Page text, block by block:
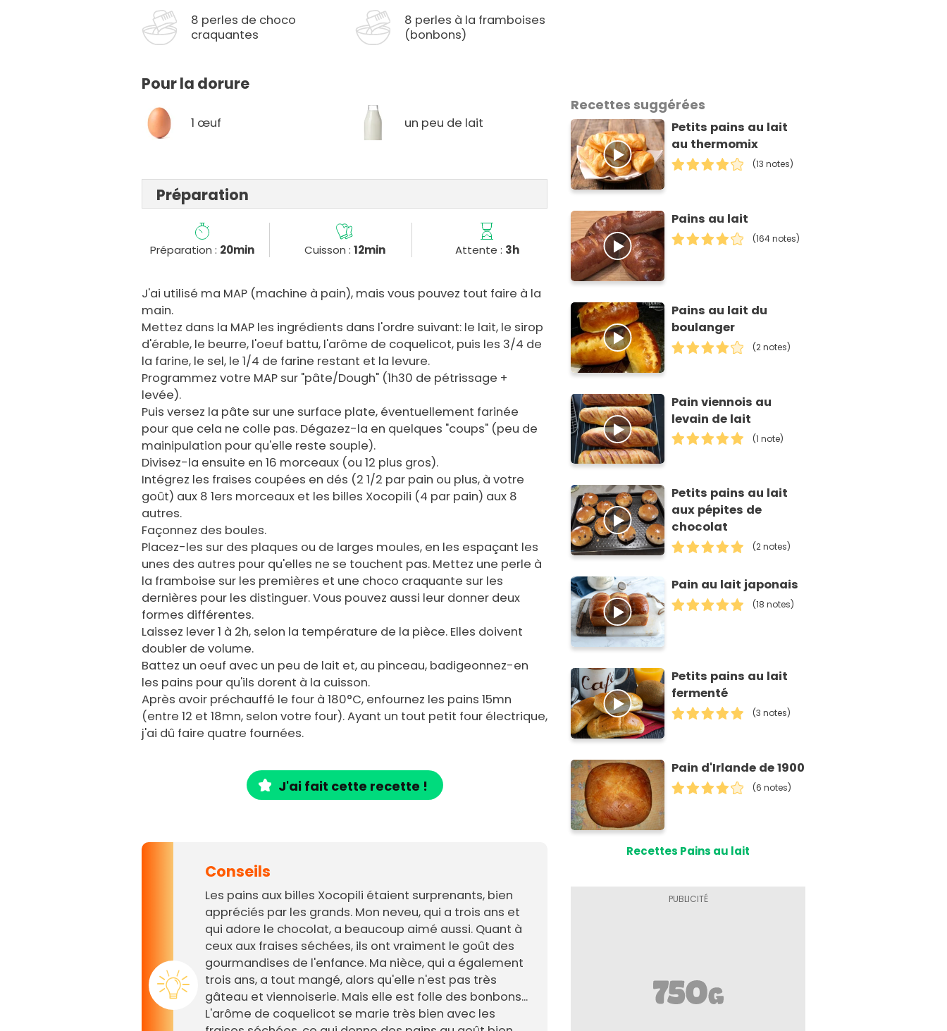
8 perles de choco
craquantes
8 perles à la framboises
(bonbons)
Pour la dorure
1 œuf un peu de lait
Préparation
Préparation : 20min Cuisson : 12min Attente : 3h
J'ai utilisé ma MAP (machine à pain), mais vous pouvez tout faire à la
main.
Mettez dans la MAP les ingrédients dans l'ordre suivant: le lait, le sirop
d'érable, le beurre, l'oeuf battu, l'arôme de coquelicot, puis les 3/4 de
la farine, le sel, le 1/4 de farine restant et la levure.
Programmez votre MAP sur "pâte/Dough" (1h30 de pétrissage +
levée).
Puis versez la pâte sur une surface plate, éventuellement farinée
pour que cela ne colle pas. Dégazez-la en quelques "coups" (peu de
mainipulation pour qu'elle reste souple).
Divisez-la ensuite en 16 morceaux (ou 12 plus gros).
Intégrez les fraises coupées en dés (2 1/2 par pain ou plus, à votre
goût) aux 8 1ers morceaux et les billes Xocopili (4 par pain) aux 8
autres.
Façonnez des boules.
Placez-les sur des plaques ou de larges moules, en les espaçant les
unes des autres pour qu'elles ne se touchent pas. Mettez une perle à
la framboise sur les premières et une choco craquante sur les
dernières pour les distinguer. Vous pouvez aussi leur donner deux
formes différentes.
Laissez lever 1 à 2h, selon la température de la pièce. Elles doivent
doubler de volume.
Battez un oeuf avec un peu de lait et, au pinceau, badigeonnez-en
les pains pour qu'ils dorent à la cuisson.
Après avoir préchauffé le four à 180°C, enfournez les pains 15mn
(entre 12 et 18mn, selon votre four). Ayant un tout petit four électrique,
j'ai dû faire quatre fournées.
J'ai fait cette recette !
Conseils
Les pains aux billes Xocopili étaient surprenants, bien
appréciés par les grands. Mon neveu, qui a trois ans et
qui adore le chocolat, a beaucoup aimé aussi. Quant à
ceux aux fraises séchées, ils ont vraiment le goût des
gourmandises de l'enfance. Ma nièce, qui a également
trois ans, a tout mangé, alors qu'elle n'est pas très
gâteau et viennoiserie. Mais elle est folle des bonbons...
L'arôme de coquelicot se marie très bien avec les
Recettes suggérées
Petits pains au lait
au thermomix
(13 notes)
Pains au lait
(164 notes)
Pains au lait du
boulanger
(2 notes)
Pain viennois au
levain de lait
(1 note)
Petits pains au lait
aux pépites de
chocolat
(2 notes)
Pain au lait japonais
(18 notes)
Petits pains au lait
fermenté
(3 notes)
Pain d'Irlande de 1900
(6 notes)
Recettes Pains au lait